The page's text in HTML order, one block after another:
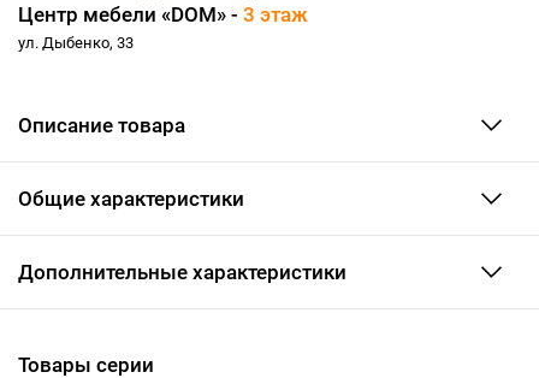
Центр мебели «DOM» - 3 этаж
ул. Дыбенко, 33
Описание товара
Общие характеристики
Дополнительные характеристики
Товары серии